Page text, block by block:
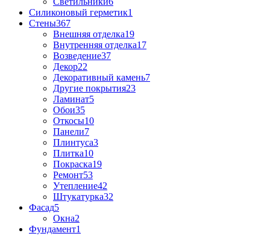
Силиконовый герметик1
Стены367
Внешняя отделка19
Внутренняя отделка17
Возведение37
Декор22
Декоративный камень7
Другие покрытия23
Ламинат5
Обои35
Откосы10
Панели7
Плинтуса3
Плитка10
Покраска19
Ремонт53
Утепление42
Штукатурка32
Фасад5
Окна2
Фундамент1